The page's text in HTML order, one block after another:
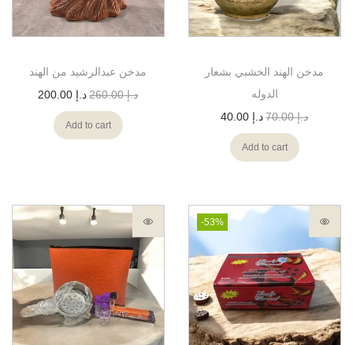
مدخن عبدالرشيد من الهند
د.إ260.00 د.إ
Add to cart
مدخن الهند الخشبي بشعار
الدوله
د.إ70.00 د.إ
Add to cart
-53%